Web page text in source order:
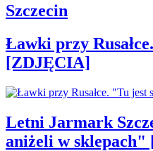
Szczecin
Ławki przy
[ZDJĘCIA]
Letni Jarmark
aniżeli w